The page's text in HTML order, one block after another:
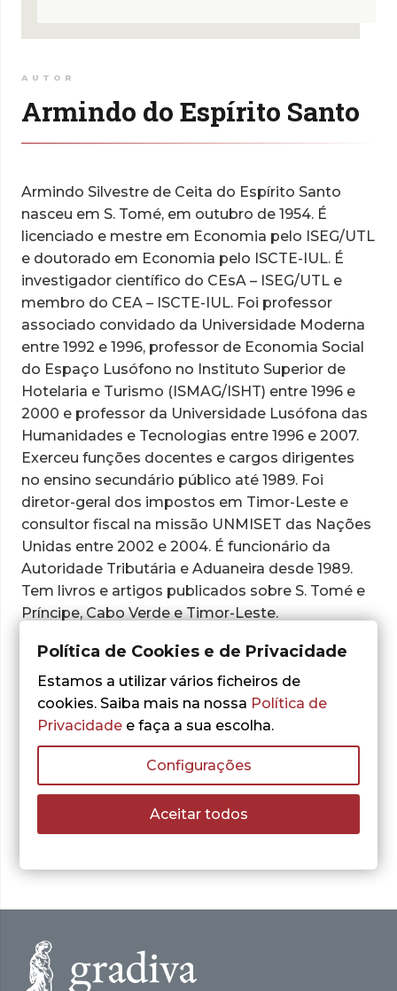
AUTOR
Armindo do Espírito Santo
Armindo Silvestre de Ceita do Espírito Santo
nasceu em S. Tomé, em outubro de 1954. É
licenciado e mestre em Economia pelo ISEG/UTL
e doutorado em Economia pelo ISCTE-IUL. É
investigador científico do CEsA – ISEG/UTL e
membro do CEA – ISCTE-IUL. Foi professor
associado convidado da Universidade Moderna
entre 1992 e 1996, professor de Economia Social
do Espaço Lusófono no Instituto Superior de
Hotelaria e Turismo (ISMAG/ISHT) entre 1996 e
2000 e professor da Universidade Lusófona das
Humanidades e Tecnologias entre 1996 e 2007.
Exerceu funções docentes e cargos dirigentes
no ensino secundário público até 1989. Foi
diretor-geral dos impostos em Timor-Leste e
consultor fiscal na missão UNMISET das Nações
Unidas entre 2002 e 2004. É funcionário da
Autoridade Tributária e Aduaneira desde 1989.
Tem livros e artigos publicados sobre S. Tomé e
Príncipe, Cabo Verde e Timor-Leste.
Obras do autor:
Nenhum resultado encontrado.
Política de Cookies e de Privacidade
Estamos a utilizar vários ficheiros de
cookies. Saiba mais na nossa Política de
Privacidade e faça a sua escolha.
Configurações
Aceitar todos